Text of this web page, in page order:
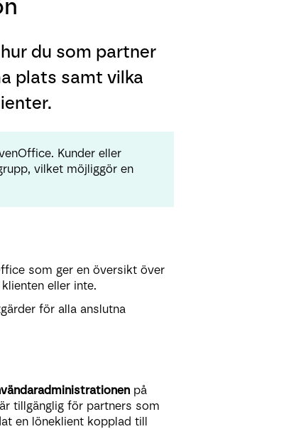
du som partner
plats samt vilka
Kunder eller
vilket möjliggör en
som ger en översikt över
eller inte.
för alla anslutna
på
tillgänglig för partners som
en löneklient kopplad till